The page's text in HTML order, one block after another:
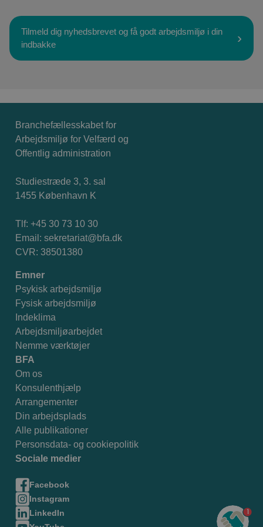
Tilmeld dig nyhedsbrevet og få godt arbejdsmiljø i din
indbakke
Branchefællesskabet for
Arbejdsmiljø for Velfærd og
Offentlig administration
Studiestræde 3, 3. sal
1455 København K
Tlf: +45 30 73 10 30
Email: sekretariat@bfa.dk
CVR: 38501380
Emner
Psykisk arbejdsmiljø
Fysisk arbejdsmiljø
Indeklima
Arbejdsmiljøarbejdet
Nemme værktøjer
BFA
Om os
Konsulenthjælp
Arrangementer
Din arbejdsplads
Alle publikationer
Personsdata- og cookiepolitik
Sociale medier
Facebook
Instagram
LinkedIn
1